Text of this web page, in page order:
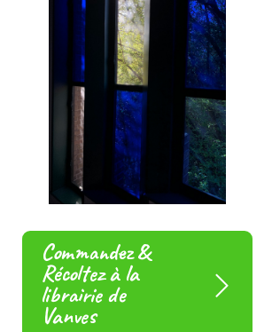
Commandez &
Récoltez à la
librairie de
Vanves